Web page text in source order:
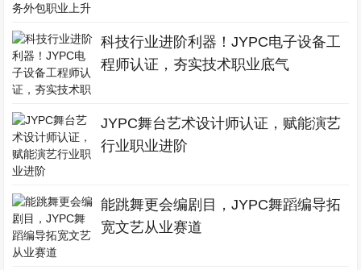
科技行业进阶利器！JYPC电子设备工
程师认证，夯实技术职业底气
JYPC舞台艺术设计师认证，赋能演艺
行业职业进阶
能跳舞更会编剧目，JYPC舞蹈编导拓
宽文艺从业赛道